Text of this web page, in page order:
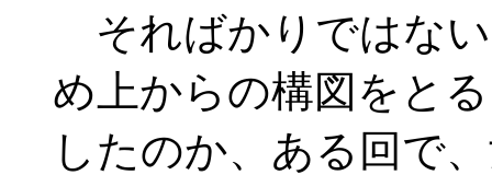
そればかりではな
め上からの構図をと
したのか、ある回で